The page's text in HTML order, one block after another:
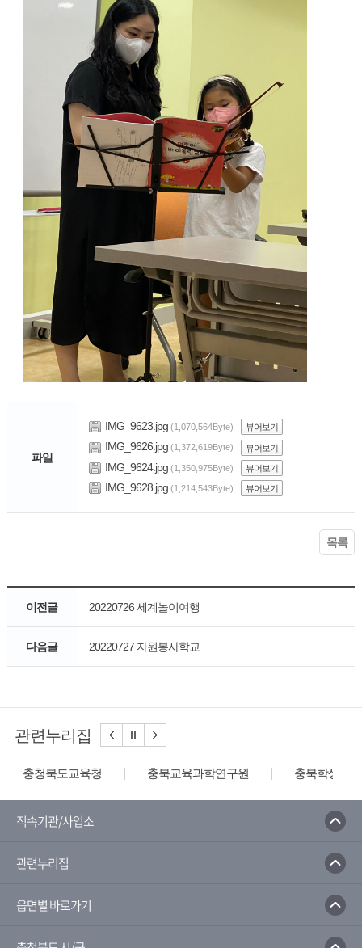
파일
IMG_9623.jpg (1,070,564Byte) 뷰어보기
IMG_9626.jpg (1,372,619Byte) 뷰어보기
IMG_9624.jpg (1,350,975Byte) 뷰어보기
IMG_9628.jpg (1,214,543Byte) 뷰어보기
목록
이전글 20220726 세계놀이여행
다음글 20220727 자원봉사학교
관련누리집
충청북도교육청 충북교육과학연구원 충북학생교
직속기관/사업소
관련누리집
읍면별 바로가기